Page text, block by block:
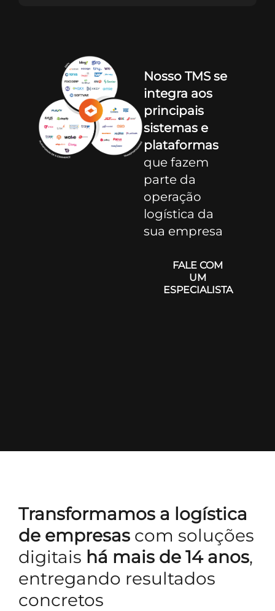
Nosso TMS se
integra aos
principais
sistemas e
plataformas
que fazem
parte da
operação
logística da
sua empresa
FALE COM
UM
ESPECIALISTA
Transformamos a logística
de empresas com soluções
digitais há mais de 14 anos,
entregando resultados
concretos